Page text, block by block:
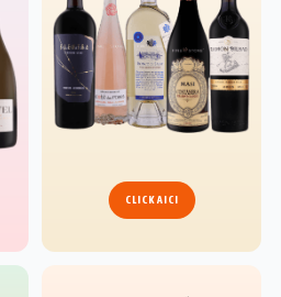
CLICK AICI